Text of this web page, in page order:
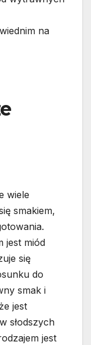
na
wiele
smakiem,
jest miód
się
do
smak i
jest
słodszych
jest